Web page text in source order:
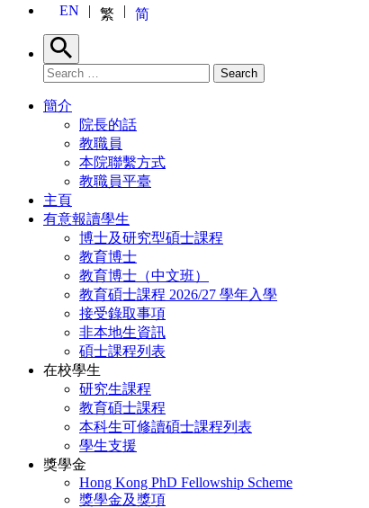
EN 繁 简
Search
Search for: Search
簡介
院長的話
教職員
本院聯繫方式
教職員平臺
主頁
有意報讀學生
博士及研究型碩士課程
教育博士
教育博士（中文班）
教育碩士課程 2026/27 學年入學
接受錄取事項
非本地生資訊
碩士課程列表
在校學生
研究生課程
教育碩士課程
本科生可修讀碩士課程列表
學生支援
獎學金
Hong Kong PhD Fellowship Scheme
獎學金及獎項